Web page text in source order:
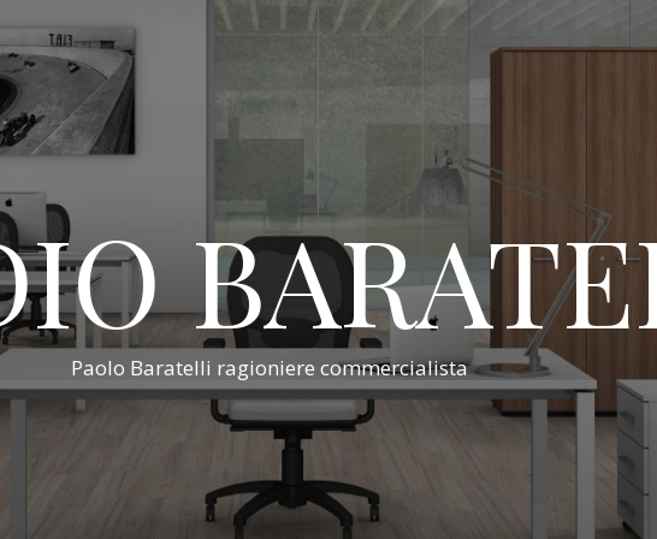
Paolo Baratelli ragioniere commercialista